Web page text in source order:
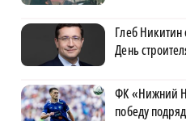
Глеб Никитин
День
ФК «Нижний
победу подряд